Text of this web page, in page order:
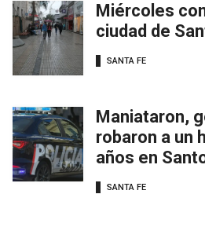
Miércoles
ciudad de
SANTA FE
Maniataron,
robaron a un
años en
SANTA FE